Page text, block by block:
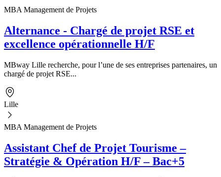
MBA Management de Projets
Alternance - Chargé de projet RSE et
excellence opérationnelle H/F
MBway Lille recherche, pour l’une de ses entreprises partenaires, un
chargé de projet RSE...
Lille
MBA Management de Projets
Assistant Chef de Projet Tourisme –
Stratégie & Opération H/F – Bac+5